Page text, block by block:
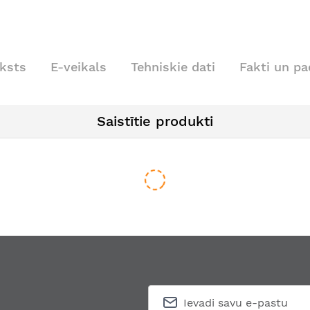
E-veikals Tehniskie dati Fakti un
Saistītie produkti